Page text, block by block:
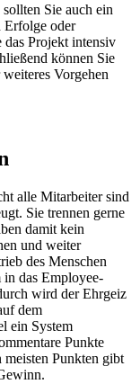
Sie auch ein
Erfolge oder
das Projekt intensiv
können Sie
Vorgehen
alle Mitarbeiter sind
Sie trennen gerne
damit kein
und weiter
des Menschen
das Employee-
wird der Ehrgeiz
dem
ein System
Punkte
Punkten gibt